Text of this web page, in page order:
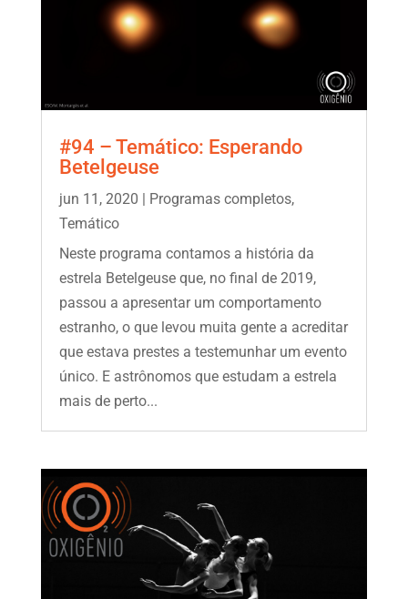
#94 – Temático: Esperando
Betelgeuse
jun 11, 2020 | Programas completos,
Temático
Neste programa contamos a história da
estrela Betelgeuse que, no final de 2019,
passou a apresentar um comportamento
estranho, o que levou muita gente a acreditar
que estava prestes a testemunhar um evento
único. E astrônomos que estudam a estrela
mais de perto...